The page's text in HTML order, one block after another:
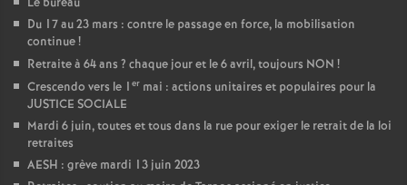
Du 17 au 23 mars : contre le passage en force, la mobilisation
continue!
Retraite à 64 ans ? chaque jour et le 6 avril, toujours NON !
Crescendo vers le 1 er mai : actions unitaires et populaires pour la
JUSTICE SOCIALE
Mardi 6 juin, toutes et tous dans la rue pour exiger le retrait de la loi
retraites
AESH : grève mardi 13 juin 2023